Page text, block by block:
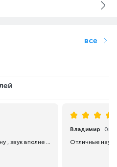
СИСТЕМА NOVA
акустической системы
обеспечения наполняет
высокими нотами и
все
хорошие наушники за свою цену , звук вполне комфортный, берите , если вам не нужны слишком дорогие наушники, а так просто хорошие наушники
Владимир
Отличные